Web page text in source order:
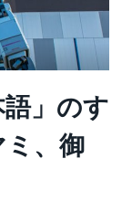
」のす
ミ、御